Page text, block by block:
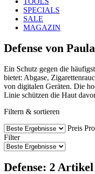
SPECIALS
SALE
MAGAZIN
Defense von
Ein Schutz gegen die
bietet: Abgase,
von digitalen Geräten. Die
Linie schützen die Haut
Filtern & sortieren
Preis
Filter
Defense: 2 Artikel